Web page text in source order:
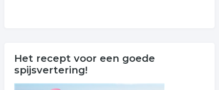
Het recept voor een goede
spijsvertering!